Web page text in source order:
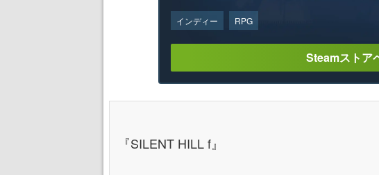
インディー RPG
Steamストア
『SILENT HILL f』